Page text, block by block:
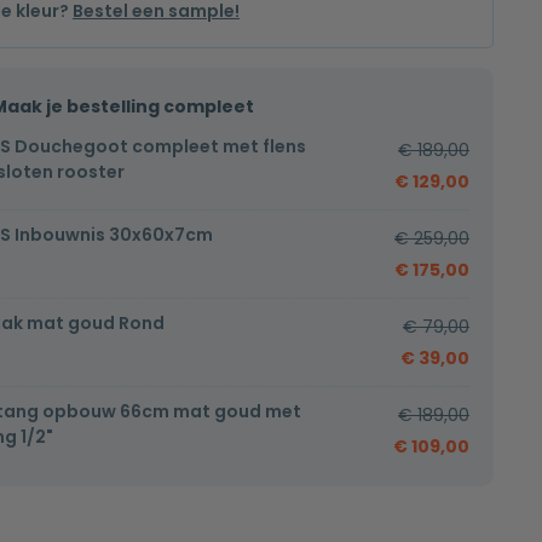
kleur? Bestel een sample!
je bestelling compleet
Douchegoot compleet met flens
rooster
€189,00
€ 129,00
Inbouwnis 30x60x7cm €259,00
€ 175,00
mat goud Rond €79,00
€ 39,00
opbouw 66cm mat goud met
1/2"
€189,00
€ 109,00